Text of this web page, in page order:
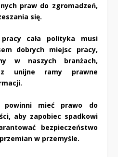
praw do zgromadzeń,
się.
cała polityka musi
dobrych miejsc pracy,
w naszych branżach,
unijne ramy prawne
powinni mieć prawo do
aby zapobiec spadkowi
bezpieczeństwo
w przemyśle.